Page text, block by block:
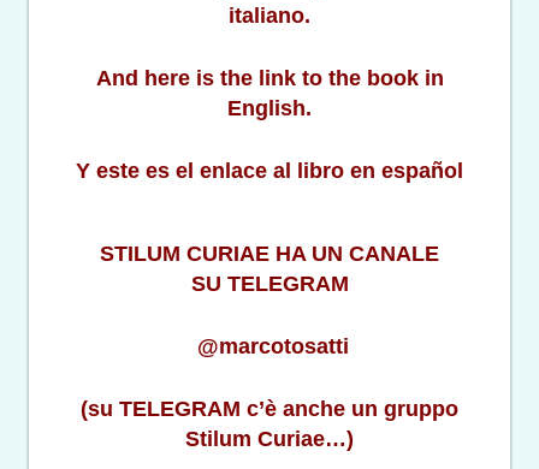
italiano.
And here is the link to the book in
English.
Y este es el enlace al libro en español
STILUM CURIAE HA UN CANALE
SU TELEGRAM
@marcotosatti
(su TELEGRAM c’è anche un gruppo
Stilum Curiae…)